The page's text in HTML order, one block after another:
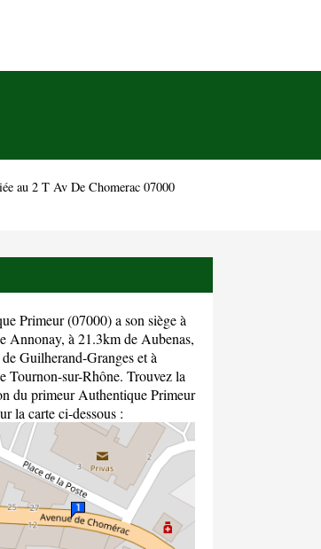
au 2 T Av De Chomerac 07000
Primeur (07000) a son siège à
Annonay, à 21.3km de Aubenas,
Guilherand-Granges et à
Tournon-sur-Rhône. Trouvez la
du primeur Authentique Primeur
la carte ci-dessous :